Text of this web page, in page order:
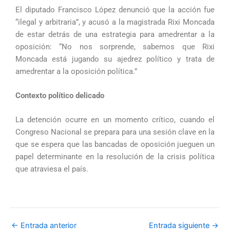
El diputado Francisco López denunció que la acción fue
“ilegal y arbitraria”, y acusó a la magistrada Rixi Moncada
de estar detrás de una estrategia para amedrentar a la
oposición: “No nos sorprende, sabemos que Rixi
Moncada está jugando su ajedrez político y trata de
amedrentar a la oposición política.”
Contexto político delicado
La detención ocurre en un momento crítico, cuando el
Congreso Nacional se prepara para una sesión clave en la
que se espera que las bancadas de oposición jueguen un
papel determinante en la resolución de la crisis política
que atraviesa el país.
← Entrada anterior Entrada siguiente →